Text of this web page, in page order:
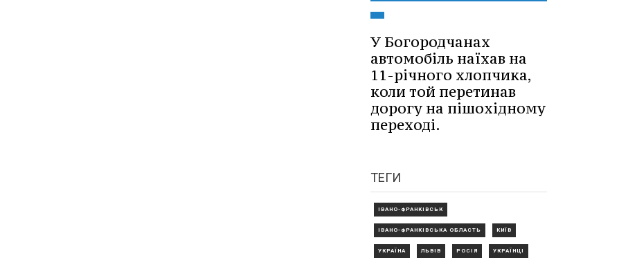
У Богородчанах
автомобіль наїхав на
11-річного хлопчика,
коли той перетинав
дорогу на пішохідному
переході.
ТЕГИ
ІВАНО-ФРАНКІВСЬК
ІВАНО-ФРАНКІВСЬКА ОБЛАСТЬ КИЇВ
УКРАЇНА ЛЬВІВ РОСІЯ УКРАЇНЦІ